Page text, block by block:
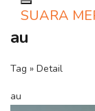
Toggle
SUARA
au
Tag » Detail
au